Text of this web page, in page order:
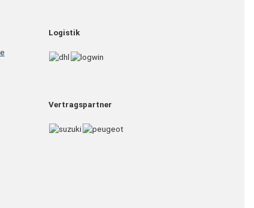
Logistik
Vertragspartner